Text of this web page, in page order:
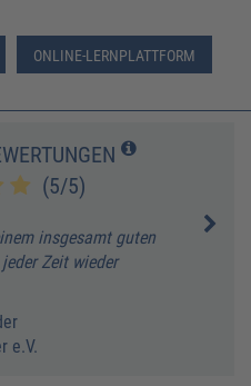
ONLINE-LERNPLATTFORM
(5/5)
insgesamt guten
Zeit wieder
e.V.